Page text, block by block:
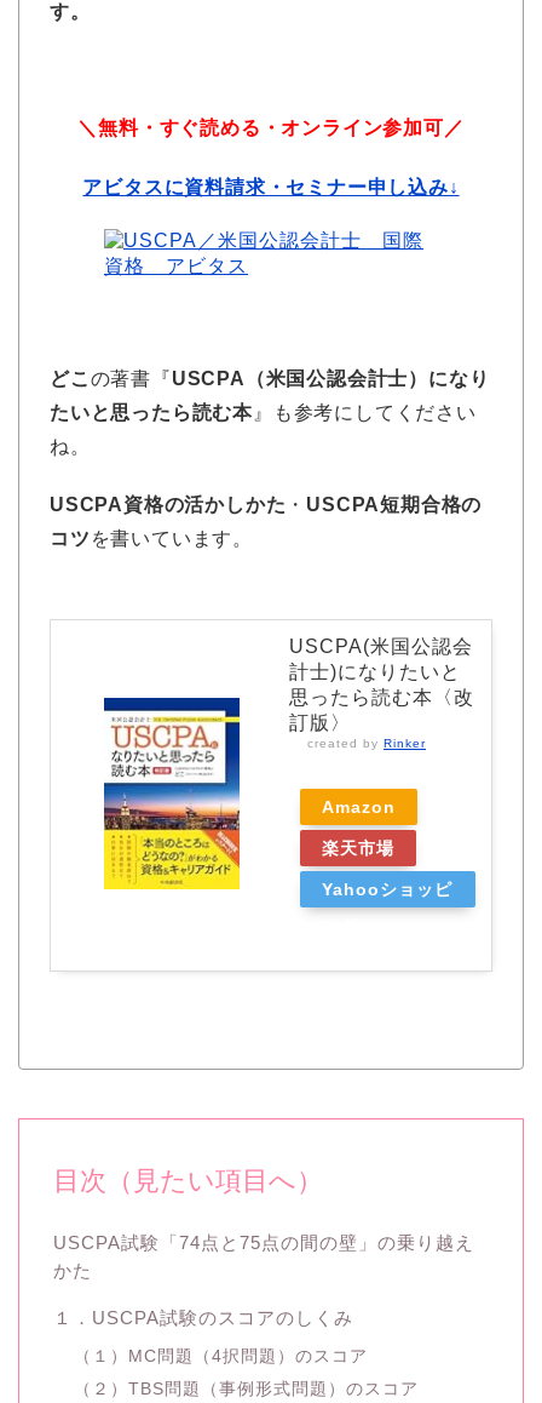
す。
＼無料・すぐ読める・オンライン参加可／
アビタスに資料請求・セミナー申し込み↓
どこ の著書『USCPA（米国公認会計士）になり
たいと思ったら読む本 』も参考にしてください
ね。
USCPA資格の活かしかた ・ USCPA短期合格の
コツ を書いています。
USCPA(米国公認会
計士)になりたいと
思ったら読む本〈改
訂版〉
created by Rinker
Amazon
楽天市場
Yahooショッピ
目次（見たい項目へ）
USCPA試験「74点と75点の間の壁」の乗り越え
かた
１．USCPA試験のスコアのしくみ
（１）MC問題（4択問題）のスコア
（２）TBS問題（事例形式問題）のスコア